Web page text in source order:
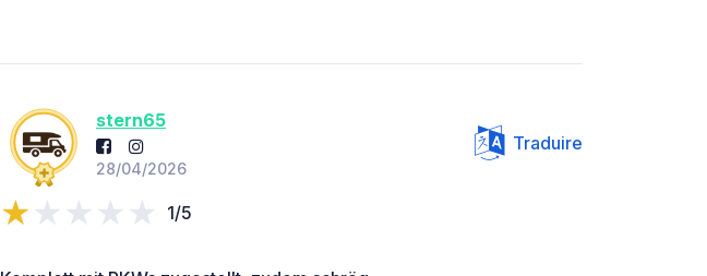
stern65
28/04/2026
Traduire
1/5